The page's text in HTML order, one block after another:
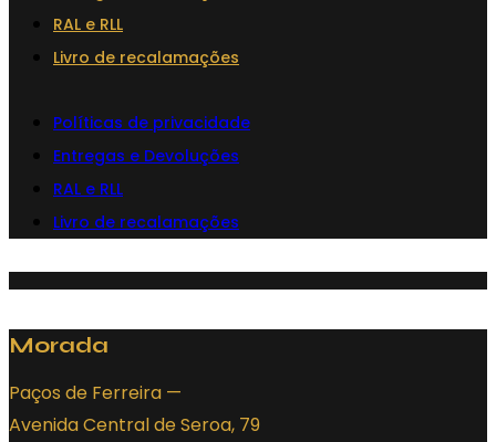
RAL e RLL
Livro de recalamações
Políticas de privacidade
Entregas e Devoluções
RAL e RLL
Livro de recalamações
Morada
Paços de Ferreira —
Avenida Central de Seroa, 79